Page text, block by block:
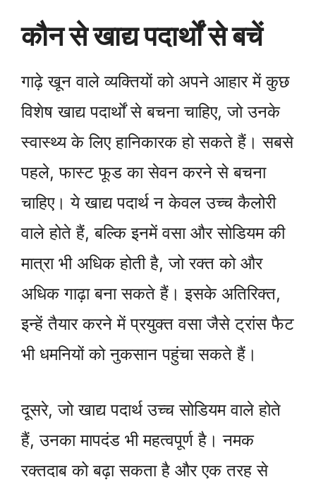
कौन से खाद्य पदार्थों से बचें
गाढ़े खून वाले व्यक्तियों को अपने आहार में कुछ
विशेष खाद्य पदार्थों से बचना चाहिए, जो उनके
स्वास्थ्य के लिए हानिकारक हो सकते हैं। सबसे
पहले, फास्ट फूड का सेवन करने से बचना
चाहिए। ये खाद्य पदार्थ न केवल उच्च कैलोरी
वाले होते हैं, बल्कि इनमें वसा और सोडियम की
मात्रा भी अधिक होती है, जो रक्त को और
अधिक गाढ़ा बना सकते हैं। इसके अतिरिक्त,
इन्हें तैयार करने में प्रयुक्त वसा जैसे ट्रांस फैट
भी धमनियों को नुकसान पहुंचा सकते हैं।
दूसरे, जो खाद्य पदार्थ उच्च सोडियम वाले होते
हैं, उनका मापदंड भी महत्वपूर्ण है। नमक
रक्तदाब को बढ़ा सकता है और एक तरह से